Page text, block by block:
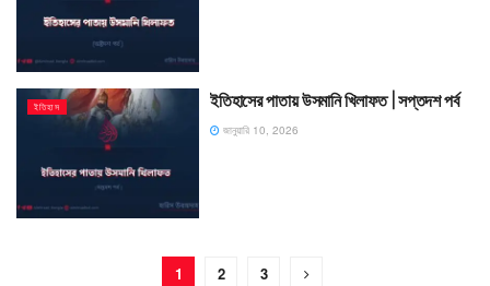
ইতিহাস ইতিহাসের পাতায় উসমানি খিলাফত | সপ্তদশ পর্ব
জানুয়ারি 10, 2026
1 2 3